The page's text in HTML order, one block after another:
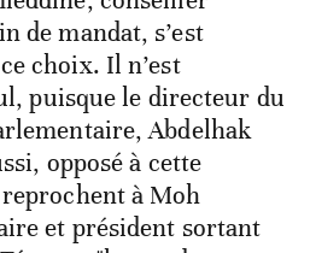
de mandat, s’est
choix. Il n’est
puisque le directeur du
Abdelhak
opposé à cette
à Moh
et président sortant